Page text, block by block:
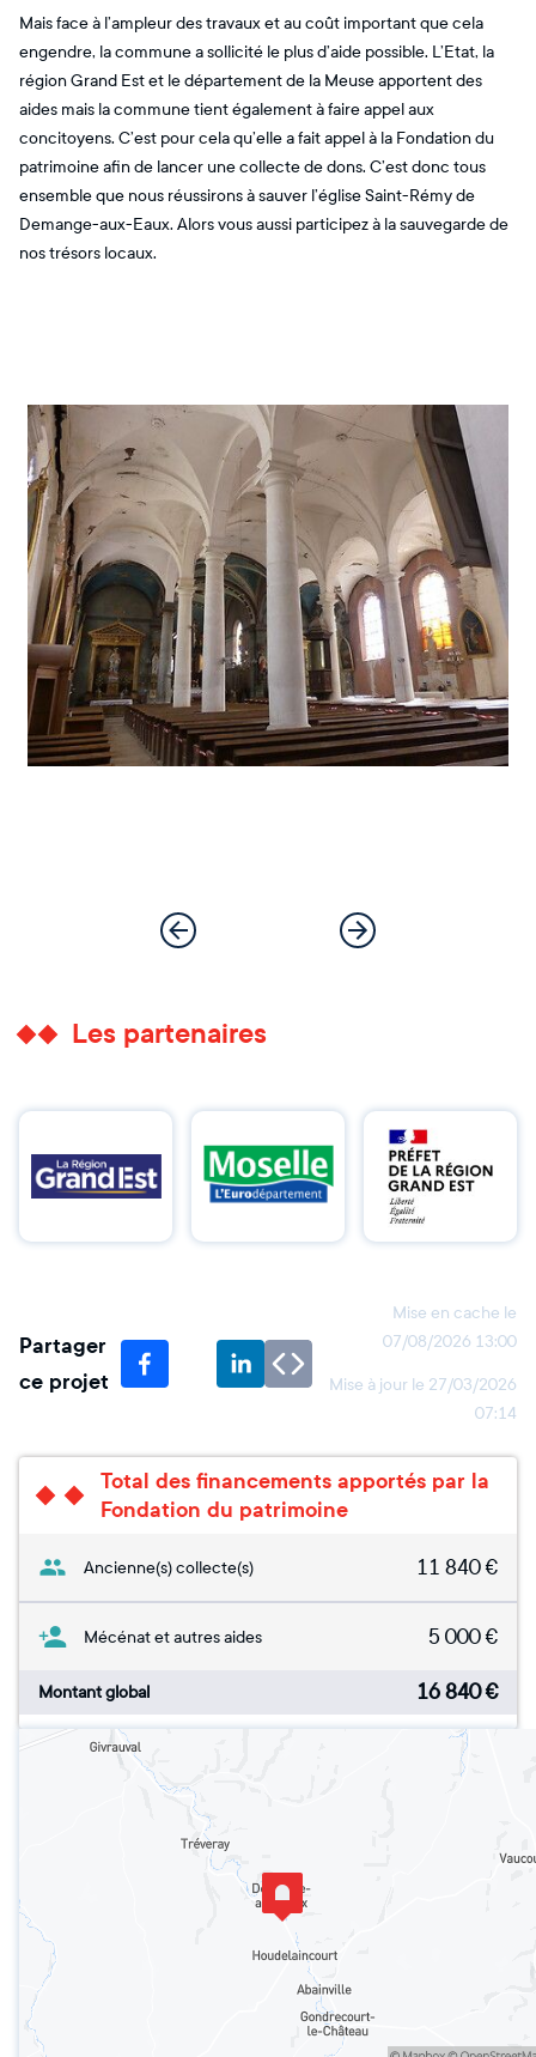
Mais face à l’ampleur des travaux et au coût important que cela
engendre, la commune a sollicité le plus d’aide possible. L’Etat, la
région Grand Est et le département de la Meuse apportent des
aides mais la commune tient également à faire appel aux
concitoyens. C’est pour cela qu’elle a fait appel à la Fondation du
patrimoine afin de lancer une collecte de dons. C’est donc tous
ensemble que nous réussirons à sauver l’église Saint-Rémy de
Demange-aux-Eaux. Alors vous aussi participez à la sauvegarde de
nos trésors locaux.
Les partenaires
Partager
ce projet
Mise en cache le
07/08/2026 13:00
Mise à jour le 27/03/2026
07:14
Total des financements apportés par la
Fondation du patrimoine
Ancienne(s) collecte(s) 11 840€
Mécénat et autres aides 5 000€
Montant global 16 840€